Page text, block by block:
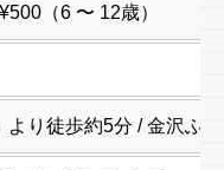
（6 〜 12歳）
より徒歩約5分 / 金沢ふ